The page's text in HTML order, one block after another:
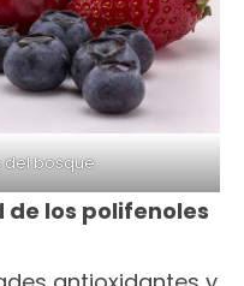
bosque
de los polifenoles